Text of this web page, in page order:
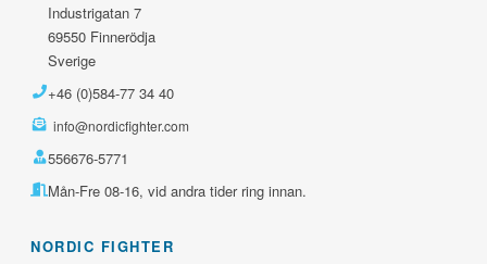
Industrigatan 7
69550 Finnerödja
Sverige
+46 (0)584-77 34 40
info@nordicfighter.com
556676-5771
Mån-Fre 08-16, vid andra tider ring innan.
NORDIC FIGHTER